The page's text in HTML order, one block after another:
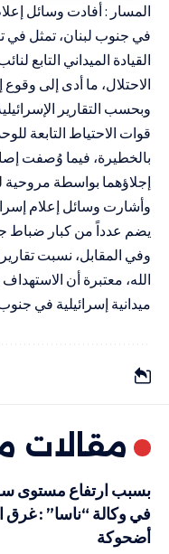
المسار : أفادت وسائل
في جنوب لبنان، تمثل في
القيادة الميداني التابع
الاحتلال، ما أدى إلى
وبحسب التقارير
قوات الاحتياط التابعة
بالخطيرة، فيما وُصفت
إجلاؤهما بواسطة مروحية
وأشارت وسائل إعلام
يضم عدداً من كبار ضباط
وفي المقابل، نسبت
الله، معتبرة أن
ميدانية إسرائيلية في
مقالات
بسبب ارتفاع مستوى
في وكالة “ناسا” : غرق
أضحوكة